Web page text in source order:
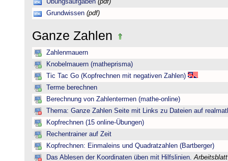
Übungsaufgaben (pdf)
Grundwissen (pdf)
Ganze Zahlen
Zahlenmauern
Knobelmauern (matheprisma)
Tic Tac Go (Kopfrechnen mit negativen Zahlen)
Terme berechnen
Berechnung von Zahlentermen (mathe-online)
Thema: Ganze Zahlen Seite mit Links zu Dateien auf
Kopfrechnen (15 online-Übungen)
Rechentrainer auf Zeit
Kopfrechnen: Einmaleins und Quadratzahlen (Bartberger)
Das Ablesen der Koordinaten üben mit Hilfslinien.